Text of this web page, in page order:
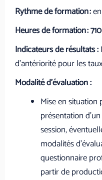
Rythme de formation :
Heures de formation :
Indicateurs de résultats :
d’antériorité pour les
Modalité d’évaluation :
Mise en situation
présentation
session,
modalités
questionnaire
partir de